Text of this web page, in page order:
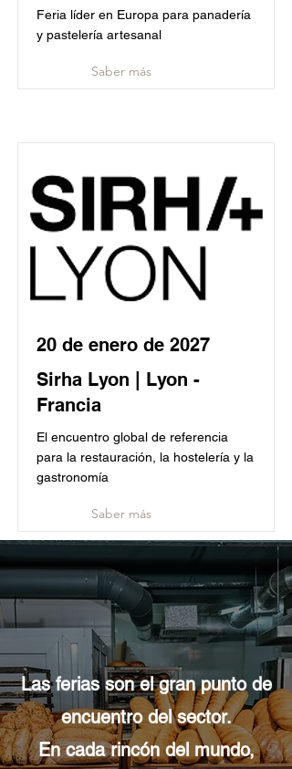
Feria líder en Europa para panadería
y pastelería artesanal
Saber más
20 de enero de 2027
Sirha Lyon | Lyon -
Francia
El encuentro global de referencia
para la restauración, la hostelería y la
gastronomía
Saber más
Las ferias son el gran punto de
encuentro del sector.
En cada rincón del mundo,